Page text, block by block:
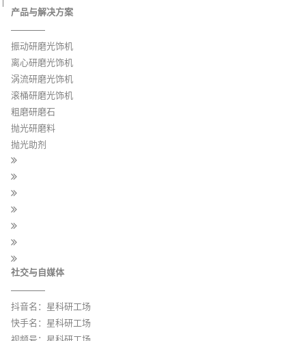
产品与解决方案
振动研磨光饰机
离心研磨光饰机
涡流研磨光饰机
滚桶研磨光饰机
粗磨研磨石
抛光研磨料
抛光助剂
社交与自媒体
抖音名：星科研工场
快手名：星科研工场